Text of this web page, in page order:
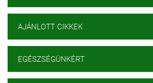
AJÁNLOTT CIKKEK
EGÉSZSÉGÜNKÉRT